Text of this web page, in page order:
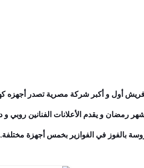
بالفوز في الفوازير بخمس أجهزة مختلفة.